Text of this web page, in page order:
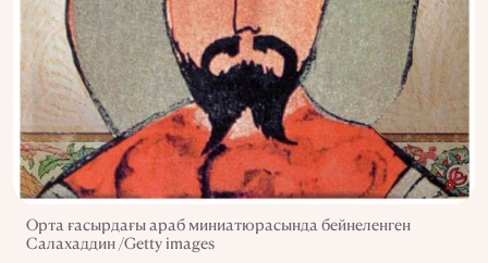
Орта ғасырдағы араб миниатюрасында бейнеленген
Салахаддин /Getty images